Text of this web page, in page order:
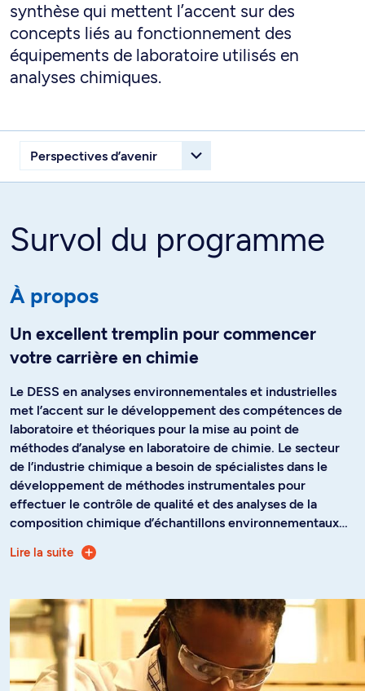
synthèse qui mettent l’accent sur des
concepts liés au fonctionnement des
équipements de laboratoire utilisés en
analyses chimiques.
Survol du programme
À propos
Un excellent tremplin pour commencer
votre carrière en chimie
Le DESS en analyses environnementales et industrielles
met l’accent sur le développement des compétences de
laboratoire et théoriques pour la mise au point de
méthodes d’analyse en laboratoire de chimie. Le secteur
de l’industrie chimique a besoin de spécialistes dans le
développement de méthodes instrumentales pour
effectuer le contrôle de qualité et des analyses de la
composition chimique d’échantillons environnementaux
ou industriels. Le programme enseigne les notions
avancées en chimie instrumentale en examinant les
laboratoire utilisés pour les analyses chimiques.
L’offre de cours permet de vous spécialiser dans les
et les analyses des matériaux. Vous recevrez également
une solide formation en développement de méthodes
d’analyse, que vous mettrez en pratique lors d’un stage
dans un laboratoire gouvernemental ou privé. Le
programme repose sur le constat que le marché de
Lire la suite